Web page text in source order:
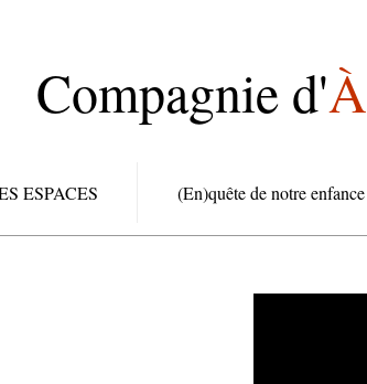
Compagnie d'À
ESPACES (En)quête de notre enfance